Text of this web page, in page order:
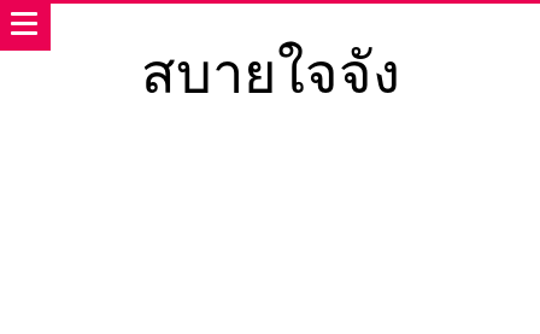
สบายใจจัง